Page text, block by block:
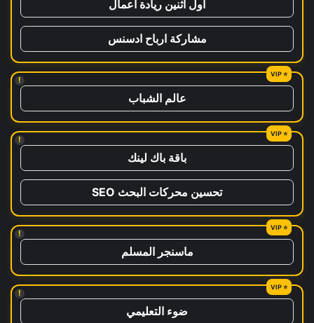
اول اثنين ريادة اعمال
مشاركة ارباح ادسنس
!
عالم الشباب
!
باقة باك لينك
تحسين محركات البحث SEO
!
ماسنجر المسلم
!
ضوء التعليمي